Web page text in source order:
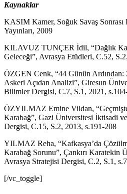
Kaynaklar
KASIM Kamer, Soğuk Savaş
Yayınları, 2009
KILAVUZ TUNÇER İdil, “Dağlık
Geleceği”, Avrasya Etüdleri, C.52,
ÖZGEN Cenk, “44 Günün Ardından:
Askeri Açıdan Analizi”, Giresun
Bilimler Dergisi, C.7, S.1, 2021,
ÖZYILMAZ Emine Vildan,
Karabağ”, Gazi Üniversitesi İktisadi
Dergisi, C.15, S.2, 2013, s.191-208
YILMAZ Reha, “Kafkasya’da
Karabağ Sorunu”, Çankırı Karatekin
Avrasya Stratejisi Dergisi, C.2, S.1,
[/vc_toggle]